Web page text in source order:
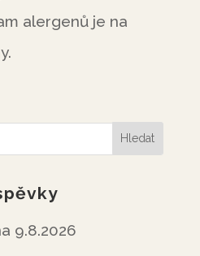
alergenů je na
9.8.2026